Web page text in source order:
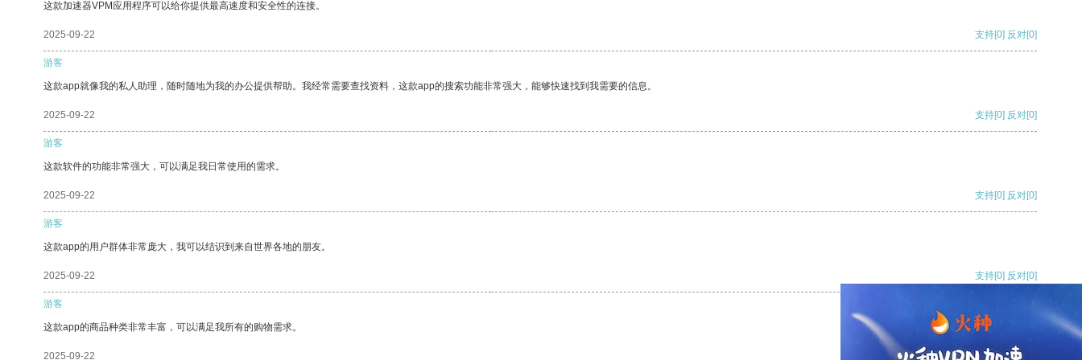
这款加速器VPM应用程序可以给你提供最高速度和安全性的连接。
2025-09-22 支持[0] 反对[0]
游客
这款app就像我的私人助理，随时随地为我的办公提供帮助。我经常需要查找资料，这款app的搜索功能非常强大，能够快速找到我需要的信息。
2025-09-22 支持[0] 反对[0]
游客
这款软件的功能非常强大，可以满足我日常使用的需求。
2025-09-22 支持[0] 反对[0]
游客
这款app的用户群体非常庞大，我可以结识到来自世界各地的朋友。
2025-09-22 支持[0] 反对[0]
游客
这款app的商品种类非常丰富，可以满足我所有的购物需求。
2025-09-22 支持[0] 反对